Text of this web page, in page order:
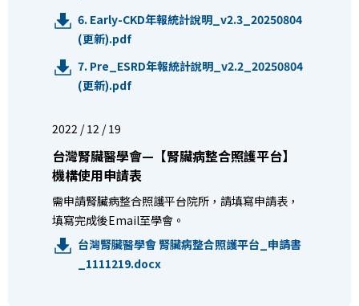
6. Early-CKD年報統計說明_v2.3_20250804
(更新).pdf
7. Pre_ESRD年報統計說明_v2.2_20250804
(更新).pdf
2022 / 12 / 19
台灣腎臟醫學會—【腎臟病整合照護平台】
機構使用申請表
需申請腎臟病整合照護平台院所，請填寫申請表，
填寫完成後Email至學會。
台灣腎臟醫學會 腎臟病整合照護平台_申請書
_1111219.docx